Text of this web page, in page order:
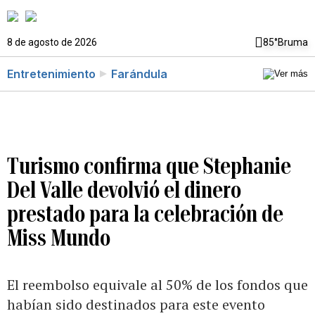
8 de agosto de 2026 85°Bruma
Entretenimiento Farándula
Turismo confirma que Stephanie
Del Valle devolvió el dinero
prestado para la celebración de
Miss Mundo
El reembolso equivale al 50% de los fondos que
habían sido destinados para este evento